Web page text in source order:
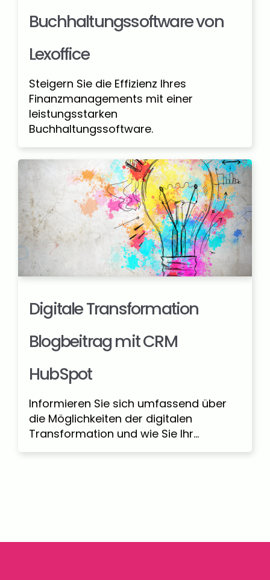
Buchhaltungssoftware von
Lexoffice
Steigern Sie die Effizienz Ihres
Finanzmanagements mit einer
leistungsstarken
Buchhaltungssoftware.
Digitale Transformation
Blogbeitrag mit CRM
HubSpot
Informieren Sie sich umfassend über
die Möglichkeiten der digitalen
Transformation und wie Sie Ihr...